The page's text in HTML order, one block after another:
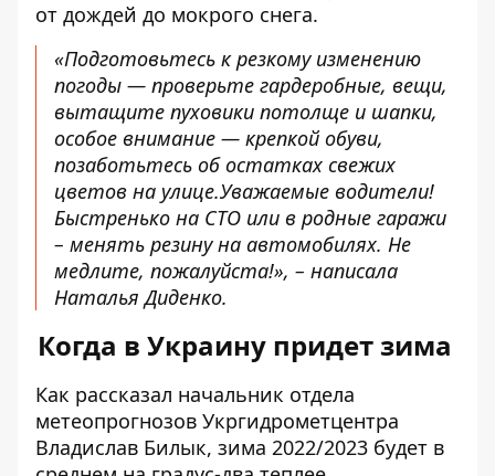
от дождей до мокрого снега.
«Подготовьтесь к резкому изменению
погоды — проверьте гардеробные, вещи,
вытащите пуховики потолще и шапки,
особое внимание — крепкой обуви,
позаботьтесь об остатках свежих
цветов на улице.Уважаемые водители!
Быстренько на СТО или в родные гаражи
– менять резину на автомобилях. Не
медлите, пожалуйста!», – написала
Наталья Диденко.
Когда в Украину придет зима
Как рассказал начальник отдела
метеопрогнозов Укргидрометцентра
Владислав Билык, зима 2022/2023 будет в